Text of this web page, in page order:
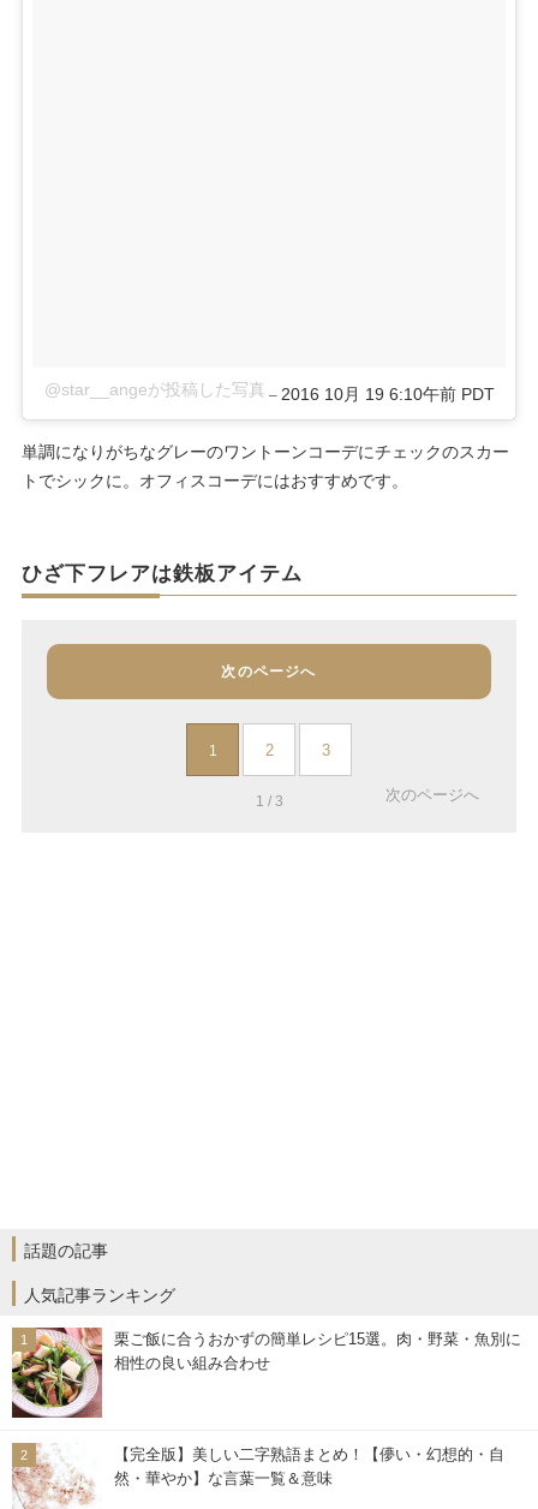
@star__angeが投稿した写真 – 2016 10月 19 6:10午前 PDT
単調になりがちなグレーのワントーンコーデにチェックのスカー
トでシックに。オフィスコーデにはおすすめです。
ひざ下フレアは鉄板アイテム
次のページへ
1 2 3
1 / 3 次のページへ
話題の記事
人気記事ランキング
栗ご飯に合うおかずの簡単レシピ15選。肉・野菜・魚別に
相性の良い組み合わせ
【完全版】美しい二字熟語まとめ！【儚い・幻想的・自
然・華やか】な言葉一覧＆意味